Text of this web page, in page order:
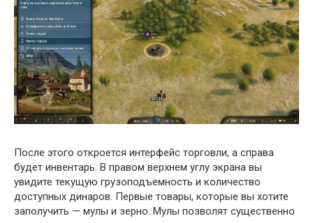
После этого откроется интерфейс торговли, а справа
будет инвентарь. В правом верхнем углу экрана вы
увидите текущую грузоподъемность и количество
доступных динаров. Первые товары, которые вы хотите
заполучить — мулы и зерно. Мулы позволят существенно